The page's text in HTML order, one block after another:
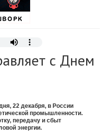
с Днем
22 декабря, в России
промышленности.
передачу и сбыт
энергии.